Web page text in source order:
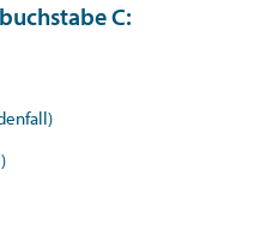
C: